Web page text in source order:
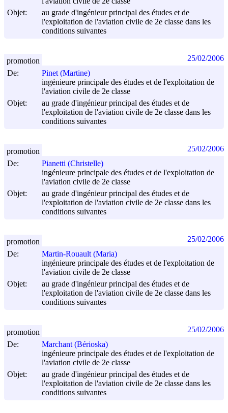
Objet:
au grade d'ingénieur principal des études et de
l'exploitation de l'aviation civile de 2e classe dans les
conditions suivantes
De:
Pinet (Martine)
ingénieure principale des études et de l'exploitation de
l'aviation civile de 2e classe
Objet:
au grade d'ingénieur principal des études et de
l'exploitation de l'aviation civile de 2e classe dans les
conditions suivantes
promotion 25/02/2006
De:
Pianetti (Christelle)
ingénieure principale des études et de l'exploitation de
l'aviation civile de 2e classe
Objet:
au grade d'ingénieur principal des études et de
l'exploitation de l'aviation civile de 2e classe dans les
conditions suivantes
promotion 25/02/2006
De:
Martin-Rouault (Maria)
ingénieure principale des études et de l'exploitation de
l'aviation civile de 2e classe
Objet:
au grade d'ingénieur principal des études et de
l'exploitation de l'aviation civile de 2e classe dans les
conditions suivantes
promotion 25/02/2006
De:
Marchant (Bérioska)
ingénieure principale des études et de l'exploitation de
l'aviation civile de 2e classe
Objet:
au grade d'ingénieur principal des études et de
l'exploitation de l'aviation civile de 2e classe dans les
conditions suivantes
promotion 25/02/2006